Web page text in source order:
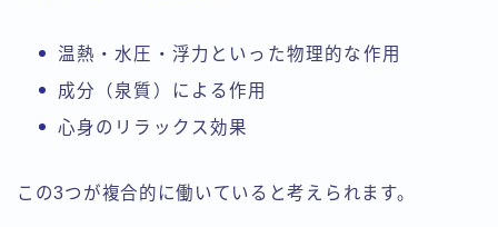
温熱・水圧・浮力といった物理的な作用
成分（泉質）による作用
心身のリラックス効果
この3つが複合的に働いていると考えられます。